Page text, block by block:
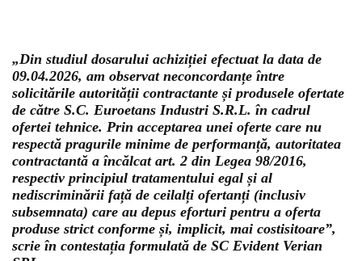
„Din studiul dosarului achiziției efectuat la data de
09.04.2026, am observat neconcordanțe între
solicitările autorității contractante și produsele ofertate
de către S.C. Euroetans Industri S.R.L. în cadrul
ofertei tehnice. Prin acceptarea unei oferte care nu
respectă pragurile minime de performanță, autoritatea
contractantă a încălcat art. 2 din Legea 98/2016,
respectiv principiul tratamentului egal și al
nediscriminării față de ceilalți ofertanți (inclusiv
subsemnata) care au depus eforturi pentru a oferta
produse strict conforme și, implicit, mai costisitoare”,
scrie în contestația formulată de SC Evident Verian